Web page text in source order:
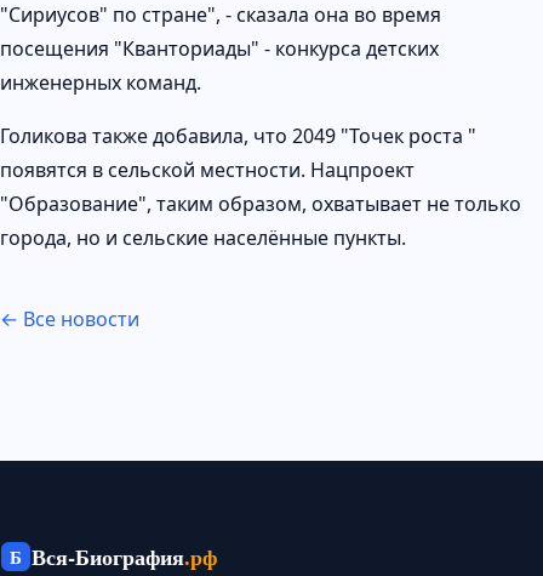
"Сириусов" по стране", - сказала она во время
посещения "Кванториады" - конкурса детских
инженерных команд.
Голикова также добавила, что 2049 "Точек роста "
появятся в сельской местности. Нацпроект
"Образование", таким образом, охватывает не только
города, но и сельские населённые пункты.
← Все новости
Б Вся-Биография.рф